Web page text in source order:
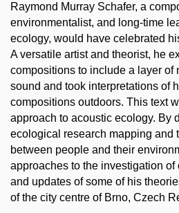
Raymond Murray Schafer, a
environmentalist, and long-time
ecology, would have celebrated
A versatile artist and theorist, he
compositions to include a layer of
sound and took interpretations of
compositions outdoors. This text
approach to acoustic ecology. By
ecological research mapping and
between people and their
approaches to the investigation
and updates of some of his
of the city centre of Brno, Czech